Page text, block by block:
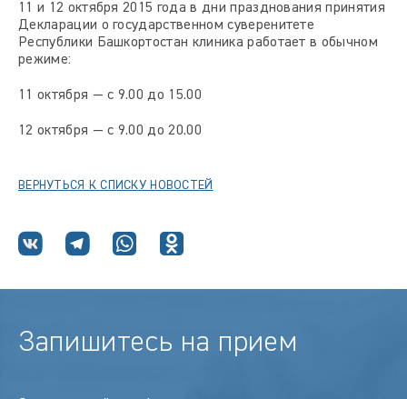
11 и 12 октября 2015 года в дни празднования принятия
Декларации о государственном суверенитете
Республики Башкортостан клиника работает в обычном
режиме:
11 октября — с 9.00 до 15.00
12 октября — с 9.00 до 20.00
ВЕРНУТЬСЯ К СПИСКУ НОВОСТЕЙ
Запишитесь на прием